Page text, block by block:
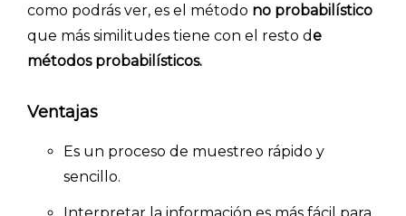
como podrás ver, es el método no probabilístico
que más similitudes tiene con el resto de
métodos probabilísticos.
Ventajas
Es un proceso de muestreo rápido y
sencillo.
Interpretar la información es más fácil para